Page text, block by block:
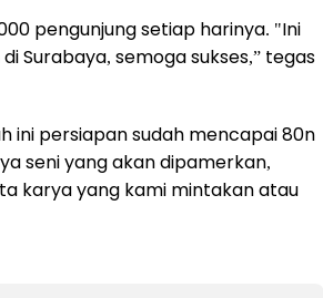
pengunjung setiap harinya. "Ini
Surabaya, semoga sukses,” tegas
ini persiapan sudah mencapai 80n
seni yang akan dipamerkan,
karya yang kami mintakan atau